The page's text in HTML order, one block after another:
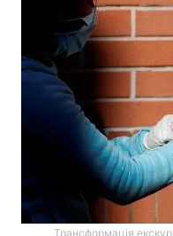
Трансформація